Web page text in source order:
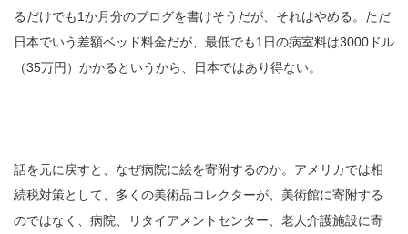
るだけでも1か月分のブログを書けそうだが、それはやめる。ただ
日本でいう差額ベッド料金だが、最低でも1日の病室料は3000ドル
（35万円）かかるというから、日本ではあり得ない。
話を元に戻すと、なぜ病院に絵を寄附するのか。アメリカでは相
続税対策として、多くの美術品コレクターが、美術館に寄附する
のではなく、病院、リタイアメントセンター、老人介護施設に寄